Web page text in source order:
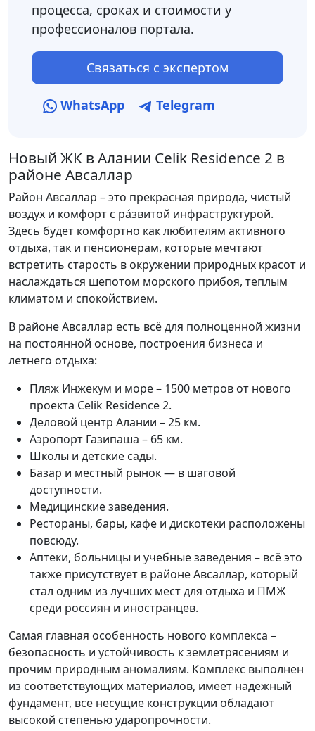
процесса, сроках и стоимости у
профессионалов портала.
Связаться с экспертом
WhatsApp Telegram
Новый ЖК в Алании Celik Residence 2 в
районе Авсаллар
Район Авсаллар – это прекрасная природа, чистый
воздух и комфорт с ра́звитой инфраструктурой.
Здесь будет комфортно как любителям активного
отдыха, так и пенсионерам, которые мечтают
встретить старость в окружении природных красот и
наслаждаться шепотом морского прибоя, теплым
климатом и спокойствием.
В районе Авсаллар есть всё для полноценной жизни
на постоянной основе, построения бизнеса и
летнего отдыха:
Пляж Инжекум и море – 1500 метров от нового
проекта Celik Residence 2.
Деловой центр Алании – 25 км.
Аэропорт Газипаша – 65 км.
Школы и детские сады.
Базар и местный рынок — в шаговой
доступности.
Медицинские заведения.
Рестораны, бары, кафе и дискотеки расположены
повсюду.
Аптеки, больницы и учебные заведения – всё это
также присутствует в районе Авсаллар, который
стал одним из лучших мест для отдыха и ПМЖ
среди россиян и иностранцев.
Самая главная особенность нового комплекса –
безопасность и устойчивость к землетрясениям и
прочим природным аномалиям. Комплекс выполнен
из соответствующих материалов, имеет надежный
фундамент, все несущие конструкции обладают
высокой степенью ударопрочности.